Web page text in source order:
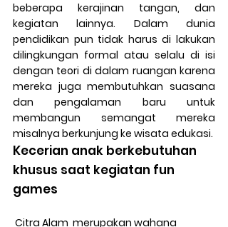
beberapa kerajinan tangan, dan
kegiatan lainnya. Dalam dunia
pendidikan pun tidak harus di lakukan
dilingkungan formal atau selalu di isi
dengan teori di dalam ruangan karena
mereka juga membutuhkan suasana
dan pengalaman baru untuk
membangun semangat mereka
misalnya berkunjung ke wisata edukasi.
Kecerian anak berkebutuhan
khusus saat kegiatan fun
games